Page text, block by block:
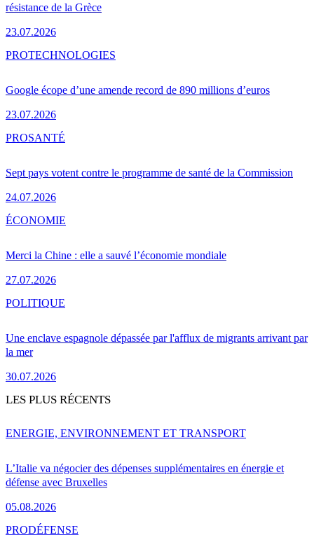
résistance de la Grèce
23.07.2026
Google écope d’une amende record de 890 millions d’euros
23.07.2026
PROTECHNOLOGIES
Sept pays votent contre le programme de santé de la Commission
24.07.2026
PROSANTÉ
Merci la Chine : elle a sauvé l’économie mondiale
27.07.2026
ÉCONOMIE
Une enclave espagnole dépassée par l'afflux de migrants arrivant par
la mer
30.07.2026
POLITIQUE
LES PLUS RÉCENTS
L’Italie va négocier des dépenses supplémentaires en énergie et
défense avec Bruxelles
05.08.2026
ENERGIE, ENVIRONNEMENT ET TRANSPORT
PRODÉFENSE